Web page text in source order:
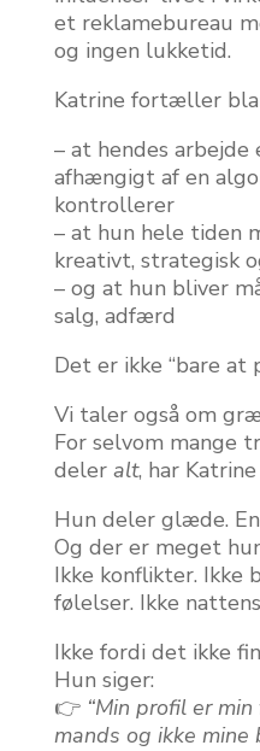
et reklamebureau
og ingen lukketid.
Katrine fortæller
– at hendes
afhængigt af en
kontrollerer
– at hun hele tiden
kreativt, strategisk
– og at hun bliver
salg, adfærd
Det er ikke “bare at
Vi taler også om
For selvom mange
deler alt, har
Hun deler glæde.
Og der er meget
Ikke konflikter. Ikke
følelser. Ikke
Ikke fordi det ikke
Hun siger:
👉 “Min profil er
mands og ikke mine